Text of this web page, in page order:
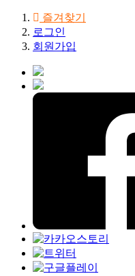
즐겨찾기
로그인
회원가입